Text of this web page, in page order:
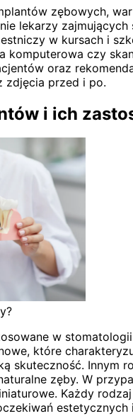
zębowych,
lekarzy
w kursach i
czy
oraz
zdjęcia przed i po.
i ich
w
które
skuteczność. Innym
zęby. W
Każdy
estetycznych